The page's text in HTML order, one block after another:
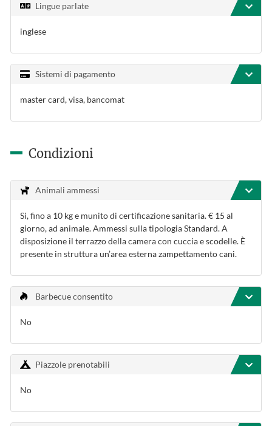
Lingue parlate
inglese
Sistemi di pagamento
master card, visa, bancomat
Condizioni
Animali ammessi
Si, fino a 10 kg e munito di certificazione sanitaria. € 15 al
giorno, ad animale. Ammessi sulla tipologia Standard. A
disposizione il terrazzo della camera con cuccia e scodelle. È
presente in struttura un’area esterna zampettamento cani.
Barbecue consentito
No
Piazzole prenotabili
No